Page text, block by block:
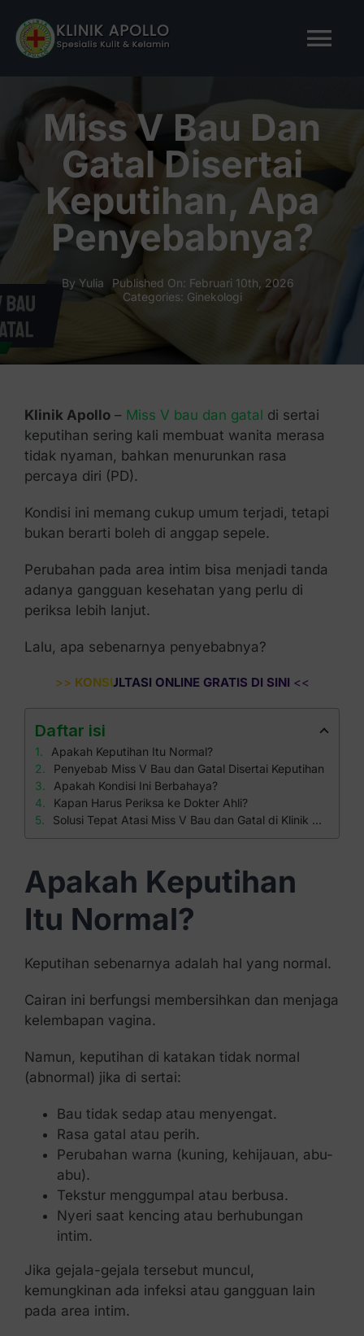
content
BERANDA
TENTANG KAMI
LAYANAN KAMI
Tanya Apollo
Miss V Bau Dan
Gatal Disertai
Keputihan, Apa
Penyebabnya?
By Yulia
Published On: Februari 10th, 2026
Categories: Ginekologi
Klinik Apollo– Miss V bau dan gatal di sertai
keputihan sering kali membuat wanita merasa
tidak nyaman, bahkan menurunkan rasa
percaya diri (PD).
Kondisi ini memang cukup umum terjadi, tetapi
bukan berarti boleh di anggap sepele.
Perubahan pada area intim bisa menjadi tanda
adanya gangguan kesehatan yang perlu di
periksa lebih lanjut.
Lalu, apa sebenarnya penyebabnya?
>> KONSULTASI ONLINE GRATIS DI SINI <<
Daftar isi
Apakah Keputihan Itu Normal?
Penyebab Miss V Bau dan Gatal Disertai Keputihan
Apakah Kondisi Ini Berbahaya?
Kapan Harus Periksa ke Dokter Ahli?
Solusi Tepat Atasi Miss V Bau dan Gatal di Klinik Apollo
Apakah Keputihan
Itu Normal?
Keputihan sebenarnya adalah hal yang normal.
Cairan ini berfungsi membersihkan dan menjaga
kelembapan vagina.
Namun, keputihan di katakan tidak normal
(abnormal) jika di sertai:
Bau tidak sedap atau menyengat.
Rasa gatal atau perih.
Perubahan warna (kuning, kehijauan, abu-
abu).
Tekstur menggumpal atau berbusa.
Nyeri saat kencing atau berhubungan
intim.
Jika gejala-gejala tersebut muncul,
kemungkinan ada infeksi atau gangguan lain
pada area intim.